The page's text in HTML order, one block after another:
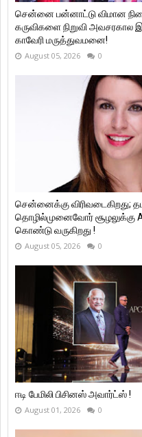
சென்னை பன்னாட்டு விமான
கருவிகளை நிறுவி அவசரகால
காவேரி மருத்துவமனை!
August 05, 2026 0
சென்னைக்கு விரிவடைகிறது;
தொழில்முனைவோர்
கொண்டு வருகிறது !
August 05, 2026 0
ஈடி பேமிலி பிசினஸ் அவார்ட்ஸ் !
August 01, 2026 0